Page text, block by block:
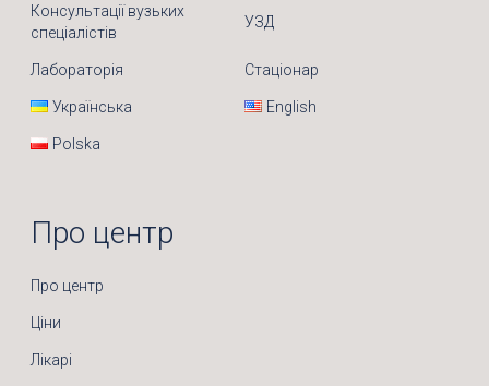
Консультації вузьких
спеціалістів
УЗД
Лабораторія Стаціонар
Українська English
Polska
Про центр
Про центр
Ціни
Лікарі